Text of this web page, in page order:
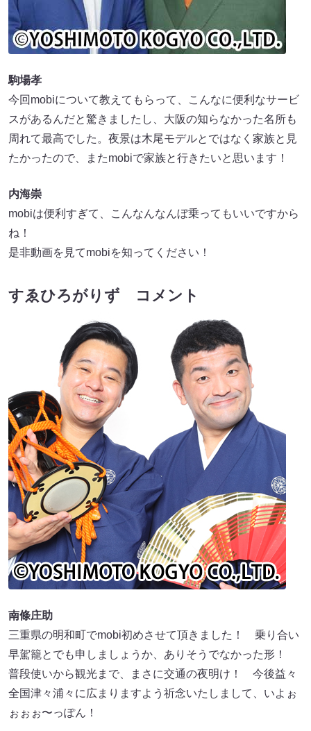
駒場孝
今回mobiについて教えてもらって、こんなに便利なサービ
スがあるんだと驚きましたし、大阪の知らなかった名所も
周れて最高でした。夜景は木尾モデルとではなく家族と見
たかったので、またmobiで家族と行きたいと思います！
内海崇
mobiは便利すぎて、こんなんなんぼ乗ってもいいですから
ね！
是非動画を見てmobiを知ってください！
すゑひろがりず コメント
南條庄助
三重県の明和町でmobi初めさせて頂きました！ 乗り合い
早駕籠とでも申しましょうか、ありそうでなかった形！
普段使いから観光まで、まさに交通の夜明け！ 今後益々
全国津々浦々に広まりますよう祈念いたしまして、いよぉ
ぉぉぉ〜っぽん！